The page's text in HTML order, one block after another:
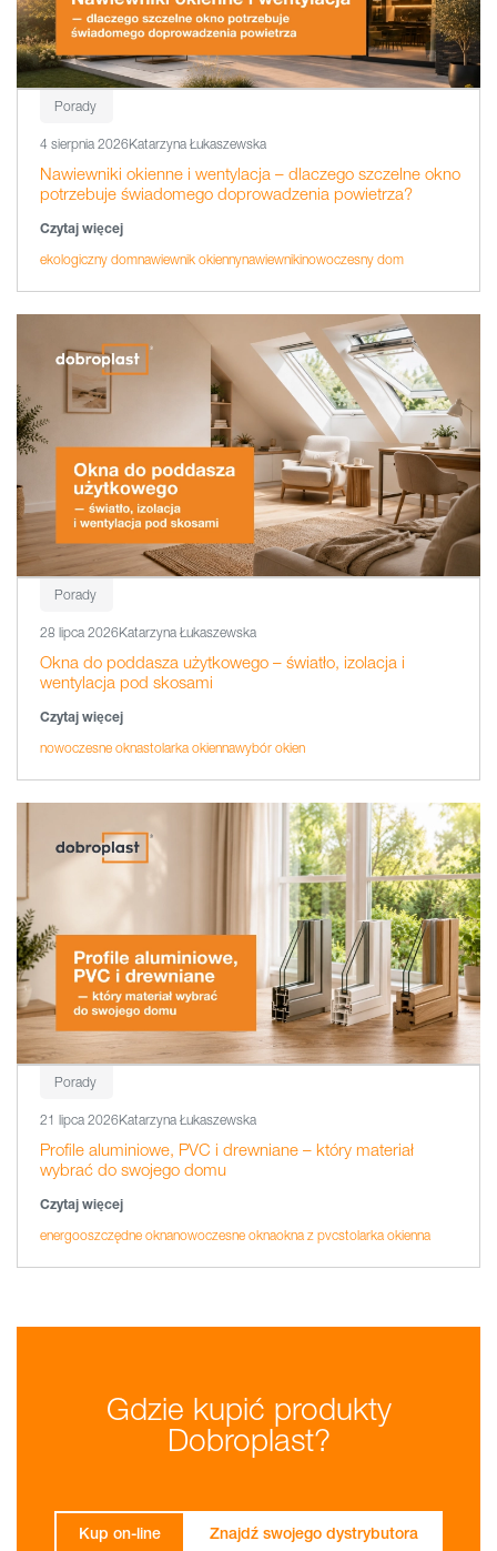
Porady
4 sierpnia 2026Katarzyna Łukaszewska
Nawiewniki okienne i wentylacja – dlaczego szczelne okno
potrzebuje świadomego doprowadzenia powietrza?
Czytaj więcej
ekologiczny domnawiewnik okiennynawiewnikinowoczesny dom
Porady
28 lipca 2026Katarzyna Łukaszewska
Okna do poddasza użytkowego – światło, izolacja i
wentylacja pod skosami
Czytaj więcej
nowoczesne oknastolarka okiennawybór okien
Porady
21 lipca 2026Katarzyna Łukaszewska
Profile aluminiowe, PVC i drewniane – który materiał
wybrać do swojego domu
Czytaj więcej
energooszczędne oknanowoczesne oknaokna z pvcstolarka okienna
Gdzie kupić produkty
Dobroplast?
Kup on-line Znajdź swojego dystrybutora